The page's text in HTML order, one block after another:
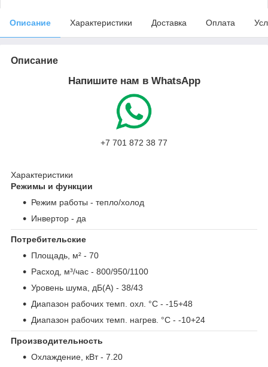
Описание Характеристики Доставка Оплата
Описание
Напишите нам в WhatsApp
+7 701 872 38 77
Характеристики
Режимы и функции
Режим работы - тепло/холод
Инвертор - да
Потребительские
Площадь, м² - 70
Расход, м³/час - 800/950/1100
Уровень шума, дБ(А) - 38/43
Диапазон рабочих темп. охл. °С - -15+48
Диапазон рабочих темп. нагрев. °С - -10+24
Производительность
Охлаждение, кВт- 7.20